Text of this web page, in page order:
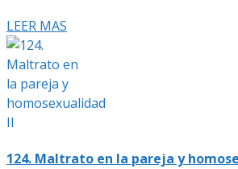
LEER MAS
124. Maltrato en la pareja y